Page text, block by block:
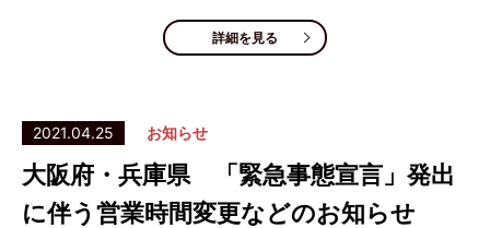
詳細を見る
2021.04.25 お知らせ
大阪府・兵庫県 「緊急事態宣言」発出
に伴う営業時間変更などのお知らせ